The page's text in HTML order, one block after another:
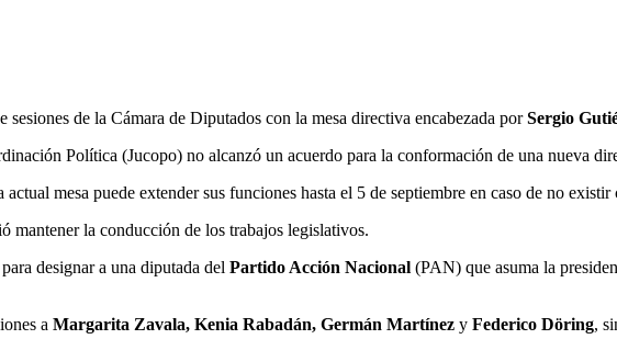
de la Cámara de Diputados con la mesa directiva encabezada porSergio
Política (Jucopo) no alcanzó un acuerdo para la conformación de una nueva
mesa puede extender sus funciones hasta el 5 de septiembre en caso de no
mantener la conducción de los trabajos legislativos.
designar a una diputada del Partido Acción Nacional (PAN) que asuma la
a Margarita Zavala, Kenia Rabadán, Germán Martínez y Federico Döring,